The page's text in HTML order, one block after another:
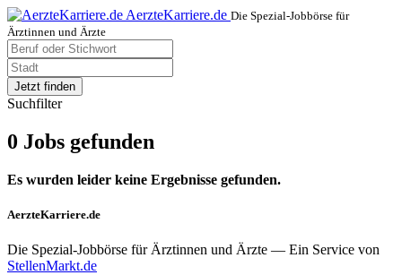
AerzteKarriere.de Die Spezial-Jobbörse für
Ärztinnen und Ärzte
Jetzt finden
Suchfilter
0 Jobs gefunden
Es wurden leider keine Ergebnisse gefunden.
AerzteKarriere.de
Die Spezial-Jobbörse für Ärztinnen und Ärzte — Ein Service von
StellenMarkt.de